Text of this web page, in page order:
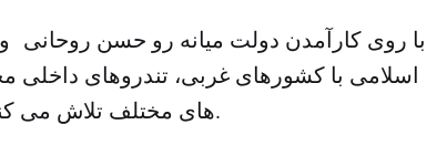
با روی کارآمدن دولت میانه رو حسن روحانی
اسلامی با کشورهای غربی، تندروهای داخلی
های مختلف تلاش می کنند مخالفت خود را با این روند اعلام کنند.